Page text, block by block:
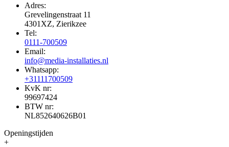
Adres:
Grevelingenstraat 11
4301XZ, Zierikzee
Tel:
0111-700509
Email:
info@media-installaties.nl
Whatsapp:
+31111700509
KvK nr:
99697424
BTW nr:
NL852640626B01
Openingstijden
+